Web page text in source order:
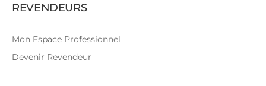
REVENDEURS
Mon Espace Professionnel
Devenir Revendeur